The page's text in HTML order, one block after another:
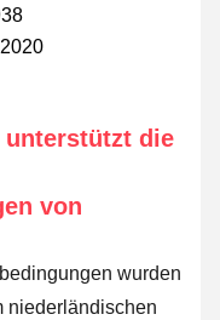
unterstützt die
von
wurden
niederländischen